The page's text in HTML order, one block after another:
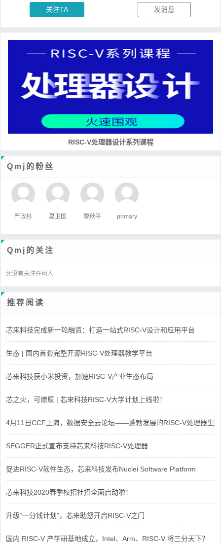
关注TA 发消息
RISC-V处理器设计系列课程
Qmj的粉丝
严政杉 夏卫国 黎秋平 primary
Qmj的关注
还没有关注任何人
推荐阅读
芯来科技完成新一轮融资：打造一站式RISC-V设计和应用平台
生态 | 国内首套完整开源RISC-V处理器教学平台
芯来科技获小米投资，加速RISC-V产业生态布局
芯之火，可燎原 | 芯来科技RISC-V大学计划上线啦！
4月11日CCF上海，数据安全云论坛——蓬勃发展的RISC-V处理器生态
SEGGER正式宣布支持芯来科技RISC-V处理器
促进RISC-V软件生态，芯来科技发布Nuclei Software Platform
芯来科技2020春季校招社招全面启动啦！
升级“一分钱计划”，芯来助您开启RISC-V之门
国内 RISC-V 产学研基地成立，Intel、Arm、RISC-V 将三分天下？